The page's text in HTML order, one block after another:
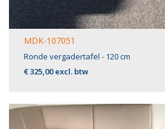
MDK-107051
Ronde vergadertafel - 120 cm
€ 325,00 excl. btw